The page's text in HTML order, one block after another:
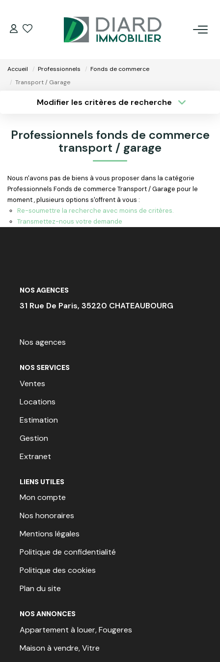
VENDRE / ESTIMER
FAIRE GÉRER SON BIEN
NOS AGENCES
ACTU & FISCALITÉ
Accueil Professionnels
Fonds de commerce
Transport / Garage
Modifier les critères de recherche
Type de bien
Surface min
Créer une alerte
Professionnels fonds de commerce
transport / garage
Nous n'avons pas de biens à vous proposer dans la catégorie
Professionnels Fonds de commerce Transport / Garage pour le
moment , plusieurs options s'offrent à vous :
Re-soumettre la recherche avec moins de critères.
Transmettez-nous votre demande
NOS AGENCES
31 Rue De Paris, 35220 CHATEAUBOURG
Nos agences
NOS SERVICES
Ventes
Locations
Estimation
Gestion
Extranet
LIENS UTILES
Mon compte
Nos honoraires
Mentions légales
Politique de confidentialité
Politique des cookies
Plan du site
NOS ANNONCES
Appartement à louer, Fougeres
Maison à vendre, Vitre